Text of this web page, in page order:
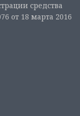
средства
от 18 марта 2016